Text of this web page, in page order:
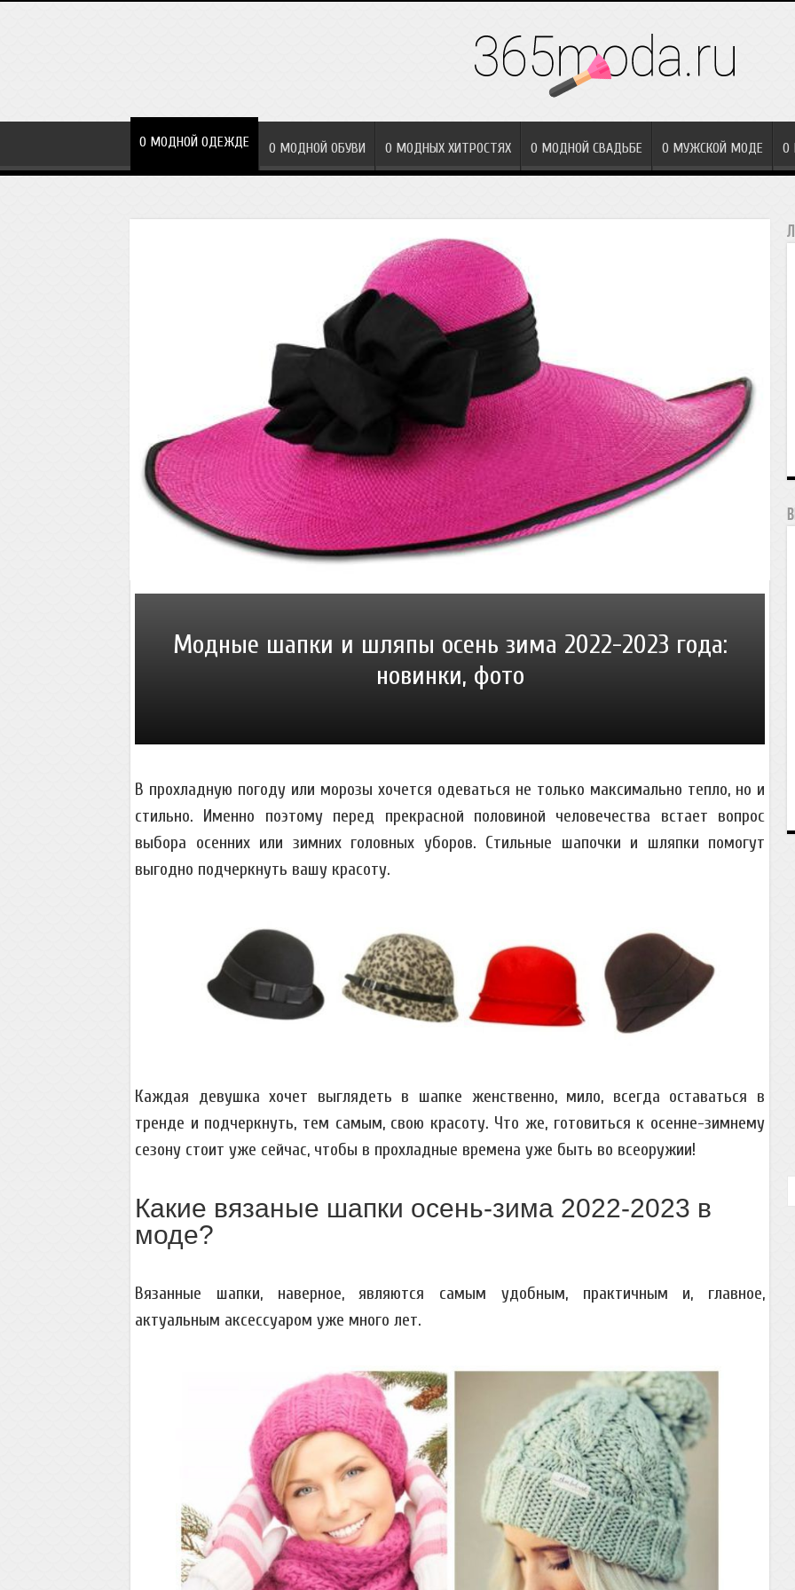
О МОДНОЙ ОДЕЖДЕ О МОДНОЙ ОБУВИ О МОДНЫХ ХИТРОСТЯХ О МОДНОЙ СВАДЬБЕ О МУЖСКОЙ МОДЕ О
Модные шапки и шляпы осень зима 2022-2023 года:
новинки, фото
В прохладную погоду или морозы хочется одеваться не только максимально тепло, но и
стильно. Именно поэтому перед прекрасной половиной человечества встает вопрос
выбора осенних или зимних головных уборов. Стильные шапочки и шляпки помогут
выгодно подчеркнуть вашу красоту.
Каждая девушка хочет выглядеть в шапке женственно, мило, всегда оставаться в
тренде и подчеркнуть, тем самым, свою красоту. Что же, готовиться к осенне-зимнему
сезону стоит уже сейчас, чтобы в прохладные времена уже быть во всеоружии!
Какие вязаные шапки осень-зима 2022-2023 в
моде?
Вязанные шапки, наверное, являются самым удобным, практичным и, главное,
актуальным аксессуаром уже много лет.